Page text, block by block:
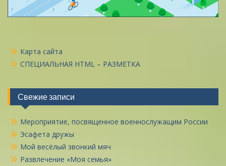
Карта сайта
СПЕЦИАЛЬНАЯ HTML – РАЗМЕТКА
Свежие записи
Мероприятие, посвященное военнослужащим России
Эсафета дружы
Мой весёлый звонкий мяч
Развлечение «Моя семья»